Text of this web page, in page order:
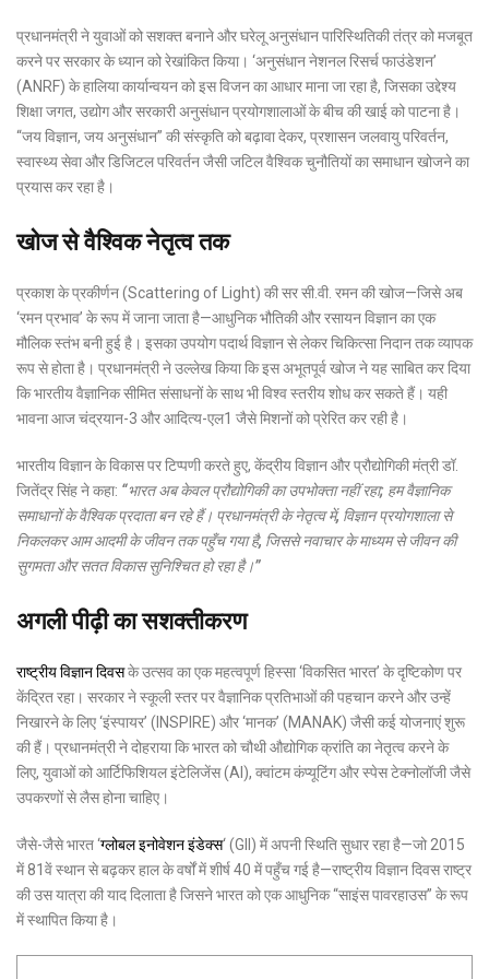
प्रधानमंत्री ने युवाओं को सशक्त बनाने और घरेलू अनुसंधान पारिस्थितिकी तंत्र को मजबूत
करने पर सरकार के ध्यान को रेखांकित किया। ‘अनुसंधान नेशनल रिसर्च फाउंडेशन’
(ANRF) के हालिया कार्यान्वयन को इस विजन का आधार माना जा रहा है, जिसका उद्देश्य
शिक्षा जगत, उद्योग और सरकारी अनुसंधान प्रयोगशालाओं के बीच की खाई को पाटना है।
“जय विज्ञान, जय अनुसंधान” की संस्कृति को बढ़ावा देकर, प्रशासन जलवायु परिवर्तन,
स्वास्थ्य सेवा और डिजिटल परिवर्तन जैसी जटिल वैश्विक चुनौतियों का समाधान खोजने का
प्रयास कर रहा है।
खोज से वैश्विक नेतृत्व तक
प्रकाश के प्रकीर्णन (Scattering of Light) की सर सी.वी. रमन की खोज—जिसे अब
‘रमन प्रभाव’ के रूप में जाना जाता है—आधुनिक भौतिकी और रसायन विज्ञान का एक
मौलिक स्तंभ बनी हुई है। इसका उपयोग पदार्थ विज्ञान से लेकर चिकित्सा निदान तक व्यापक
रूप से होता है। प्रधानमंत्री ने उल्लेख किया कि इस अभूतपूर्व खोज ने यह साबित कर दिया
कि भारतीय वैज्ञानिक सीमित संसाधनों के साथ भी विश्व स्तरीय शोध कर सकते हैं। यही
भावना आज चंद्रयान-3 और आदित्य-एल1 जैसे मिशनों को प्रेरित कर रही है।
भारतीय विज्ञान के विकास पर टिप्पणी करते हुए, केंद्रीय विज्ञान और प्रौद्योगिकी मंत्री डॉ.
जितेंद्र सिंह ने कहा: “भारत अब केवल प्रौद्योगिकी का उपभोक्ता नहीं रहा; हम वैज्ञानिक
समाधानों के वैश्विक प्रदाता बन रहे हैं। प्रधानमंत्री के नेतृत्व में, विज्ञान प्रयोगशाला से
निकलकर आम आदमी के जीवन तक पहुँच गया है, जिससे नवाचार के माध्यम से जीवन की
सुगमता और सतत विकास सुनिश्चित हो रहा है।”
अगली पीढ़ी का सशक्तीकरण
राष्ट्रीय विज्ञान दिवसके उत्सव का एक महत्वपूर्ण हिस्सा ‘विकसित भारत’ के दृष्टिकोण पर
केंद्रित रहा। सरकार ने स्कूली स्तर पर वैज्ञानिक प्रतिभाओं की पहचान करने और उन्हें
निखारने के लिए ‘इंस्पायर’ (INSPIRE) और ‘मानक’ (MANAK) जैसी कई योजनाएं शुरू
की हैं। प्रधानमंत्री ने दोहराया कि भारत को चौथी औद्योगिक क्रांति का नेतृत्व करने के
लिए, युवाओं को आर्टिफिशियल इंटेलिजेंस (AI), क्वांटम कंप्यूटिंग और स्पेस टेक्नोलॉजी जैसे
उपकरणों से लैस होना चाहिए।
जैसे-जैसे भारत ‘ग्लोबल इनोवेशन इंडेक्स‘ (GII) में अपनी स्थिति सुधार रहा है—जो 2015
में 81वें स्थान से बढ़कर हाल के वर्षों में शीर्ष 40 में पहुँच गई है—राष्ट्रीय विज्ञान दिवस राष्ट्र
की उस यात्रा की याद दिलाता है जिसने भारत को एक आधुनिक “साइंस पावरहाउस” के रूप
में स्थापित किया है।